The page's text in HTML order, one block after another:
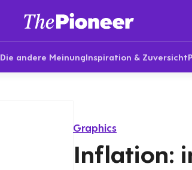
Die andere MeinungInspiration & Zuversicht
Graphics
Inflation: